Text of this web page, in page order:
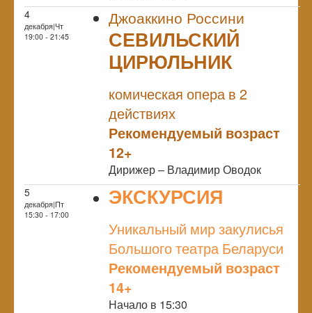
4
декабря|Чт
19:00 - 21:45
Джоаккино Россини
СЕВИЛЬСКИЙ
ЦИРЮЛЬНИК
комическая опера в 2
действиях
Рекомендуемый возраст
12+
Дирижер – Владимир Оводок
5
декабря|Пт
15:30 - 17:00
ЭКСКУРСИЯ
Уникальный мир закулисья
Большого театра Беларуси
Рекомендуемый возраст
14+
Начало в 15:30